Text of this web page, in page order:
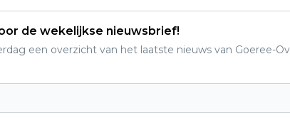
de wekelijkse nieuwsbrief!
een overzicht van het laatste nieuws van Goeree-